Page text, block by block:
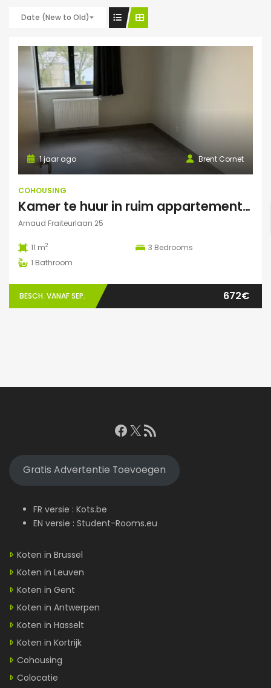
Date (New to Old)
Brent Cornet
1 jaar ago
COHOUSING
Kamer te huur in ruim appartement (Elsene)
Arnaud Fraiteurlaan 25
11 m2 3 Bedrooms
1 Bathroom
BESCH. VANAF SEP. 672€
Facebook
X RSS feed
Gratis Advertentie Toevoegen
FR versie : Kots.be
EN versie : Student-Rooms.eu
Koten in Brussel
Koten in Leuven
Koten in Gent
Koten in Antwerpen
Koten in Hasselt
Koten in Kortrijk
Cohousing
Colocatie